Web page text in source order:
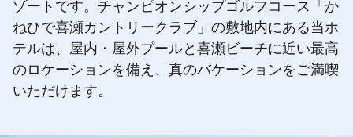
ゾートです。チャンピオンシップゴルフコース「か
ねひで喜瀬カントリークラブ」の敷地内にある当ホ
テルは、屋内・屋外プールと喜瀬ビーチに近い最高
のロケーションを備え、真のバケーションをご満喫
いただけます。